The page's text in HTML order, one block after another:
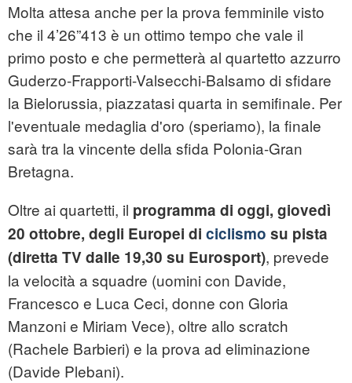
Molta attesa anche per la prova femminile visto
che il 4’26”413 è un ottimo tempo che vale il
primo posto e che permetterà al quartetto azzurro
Guderzo-­Frapporti-­Valsecchi-Balsamo di sfidare
la Bielorussia, piazzatasi quarta in semifinale. Per
l'eventuale medaglia d'oro (speriamo), la finale
sarà tra la vincente della sfida Polonia-Gran
Bretagna.
Oltre ai quartetti, il programma di oggi, giovedì
20 ottobre, degli Europei di ciclismo su pista
(diretta TV dalle 19,30 su Eurosport), prevede
la velocità a squadre (uomini con Davide,
Francesco e Luca Ceci, donne con Gloria
Manzoni e Miriam Vece), oltre allo scratch
(Rachele Barbieri) e la prova ad eliminazione
(Davide Plebani).